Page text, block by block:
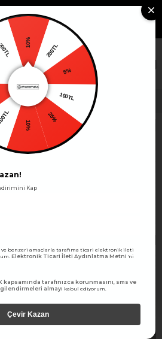
799TL VE ÜZERİ KARGO
ÜCRETSİZ!
Sipariş
200TL
100TL
25%
200TL
200TL
Kap
ve benzeri amaçlarla tarafıma ticari elektronik ileti
Elektronik Ticari İleti Aydınlatma Metni 'ni
kapsamında tarafınızca korunmasını, sms ve
almayı kabul ediyorum.
Çevir Kazan